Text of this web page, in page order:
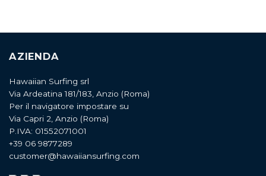
AZIENDA
Hawaiian Surfing srl
Via Ardeatina 181/183, Anzio (Roma)
Per il navigatore impostare su
Via Capri 2, Anzio (Roma)
P.IVA: 01552071001
+39 06 9877289
customer@hawaiiansurfing.com